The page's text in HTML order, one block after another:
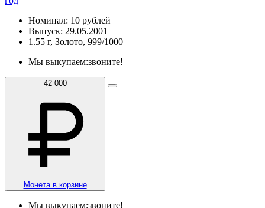
Номинал: 10 рублей
Выпуск: 29.05.2001
1.55 г, Золото, 999/1000
Мы выкупаем:звоните!
42 000
Монета в корзине
Мы выкупаем:звоните!